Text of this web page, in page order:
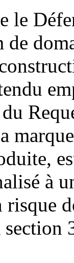
le
de
à